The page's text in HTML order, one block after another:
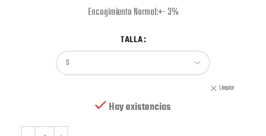
Encogimiento Normal:+- 3%
TALLA
Limpiar
Hay existencias